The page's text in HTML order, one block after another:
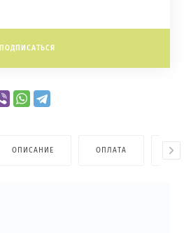
ПОДПИСАТЬСЯ
ОПИСАНИЕ ОПЛАТА